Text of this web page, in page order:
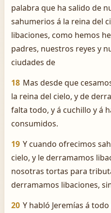
palabra que ha salido de
sahumerios á la reina del
libaciones, como hemos
padres, nuestros reyes y
ciudades de
18 Mas desde que
la reina del cielo, y de
falta todo, y á cuchillo y á
consumidos.
19 Y cuando ofrecimos
cielo, y le derramamos
nosotras tortas para
derramamos libaciones,
20 Y habló Jeremías á